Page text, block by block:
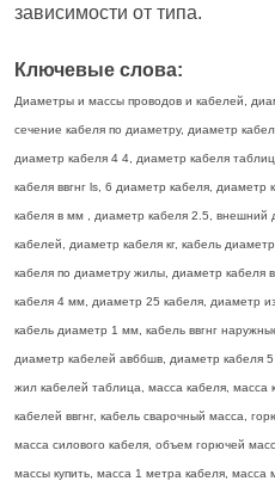
зависимости от типа.
Ключевые слова:
Диаметры и массы проводов и кабелей,
сечение кабеля по диаметру, диаметр
диаметр кабеля 4 4, диаметр кабеля
кабеля ввгнг ls, 6 диаметр кабеля,
кабеля в мм , диаметр кабеля 2.5,
кабелей, диаметр кабеля кг, кабель
кабеля по диаметру жилы, диаметр кабеля
кабеля 4 мм, диаметр 25 кабеля, диаметр
кабель диаметр 1 мм, кабель ввгнг
диаметр кабелей авббшв, диаметр кабеля
жил кабелей таблица, масса кабеля, масса
кабелей ввгнг, кабель сварочный масса,
масса силового кабеля, объем горючей
массы купить, масса 1 метра кабеля, масса